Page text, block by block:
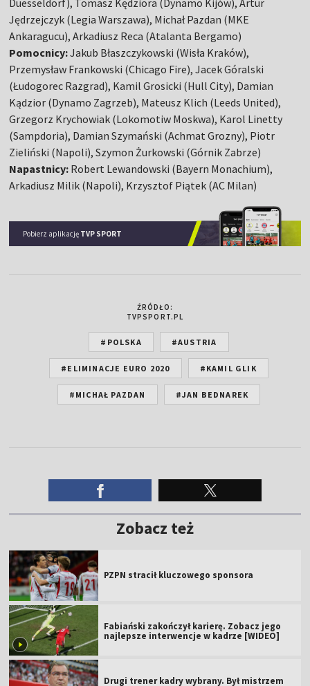
Duesseldorf), Tomasz Kędziora (Dynamo Kijów), Artur
Jędrzejczyk (Legia Warszawa), Michał Pazdan (MKE
Ankaragucu), Arkadiusz Reca (Atalanta Bergamo)
Pomocnicy:Jakub Błaszczykowski (Wisła Kraków),
Przemysław Frankowski (Chicago Fire), Jacek Góralski
(Łudogorec Razgrad), Kamil Grosicki (Hull City), Damian
Kądzior (Dynamo Zagrzeb), Mateusz Klich (Leeds United),
Grzegorz Krychowiak (Lokomotiw Moskwa), Karol Linetty
(Sampdoria), Damian Szymański (Achmat Grozny), Piotr
Zieliński (Napoli), Szymon Żurkowski (Górnik Zabrze)
Napastnicy: Robert Lewandowski (Bayern Monachium),
Arkadiusz Milik (Napoli), Krzysztof Piątek (AC Milan)
Pobierz aplikację TVP SPORT
ŹRÓDŁO:
TVPSPORT.PL
#POLSKA #AUSTRIA
#ELIMINACJE EURO 2020 #KAMIL GLIK
#MICHAŁ PAZDAN #JAN BEDNAREK
Zobacz też
PZPN stracił kluczowego sponsora
Fabiański zakończył karierę. Zobacz jego
najlepsze interwencje w kadrze [WIDEO]
Drugi trener kadry wybrany. Był mistrzem